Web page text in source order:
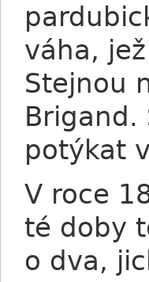
váha,
Stejnou
Brigand.
potýkat
V roce
té doby
o dva,